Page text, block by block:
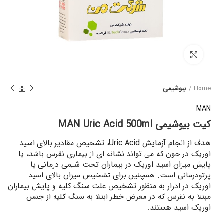
Home بیوشیمی
MAN
کیت بیوشیمی MAN Uric Acid 500ml
هدف از انجام آزمایش Uric Acid، تشخیص مقادیر بالای اسید
اوریک در خون که می تواند نشانه ای از بیماری نقرس باشد، یا
پایش میزان اسید اوریک در بیماران تحت شیمی درمانی یا
پرتودرمانی است. همچنین برای تشخیص میزان بالای اسید
اوریک در ادرار به منظور تشخیص علت سنگ کلیه و پایش بیماران
مبتلا به نقرس که در معرض خطر ابتلا به سنگ کلیه از جنس
اوریک اسید هستند.